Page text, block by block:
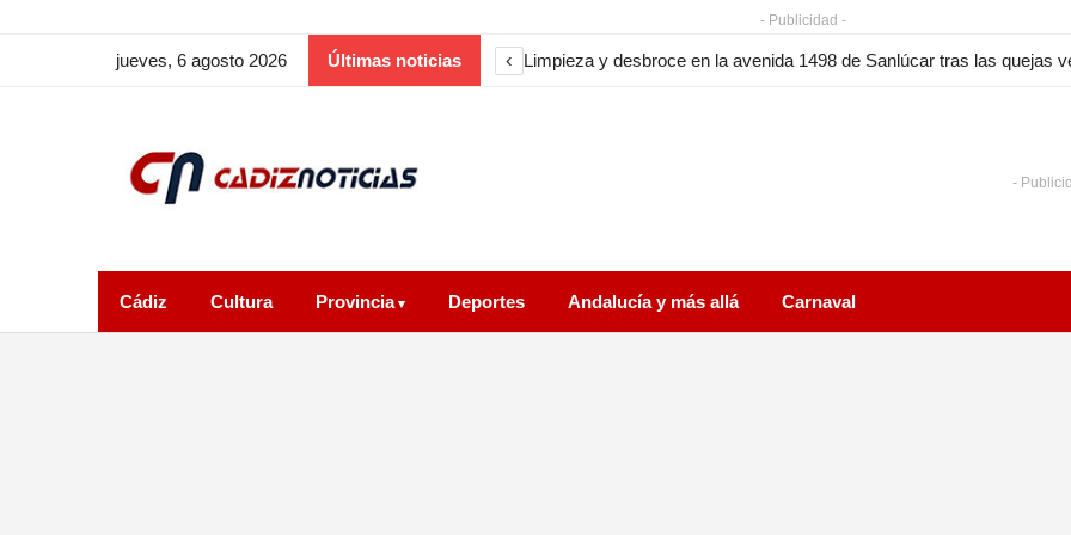
- Publicidad -
jueves, 6 agosto 2026 Últimas noticias ‹ El paro en Sanlúcar en julio de 2026 baja en 191 personas y
-
Cádiz Cultura Provincia Deportes Andalucía y más allá Carnaval